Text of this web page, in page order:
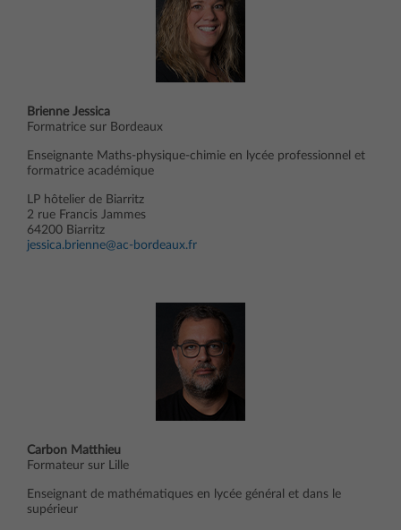
Brienne Jessica
Formatrice sur Bordeaux
Enseignante Maths-physique-chimie en lycée professionnel et
formatrice académique
LP hôtelier de Biarritz
2 rue Francis Jammes
64200 Biarritz
jessica.brienne@ac-bordeaux.fr
Carbon Matthieu
Formateur sur Lille
Enseignant de mathématiques en lycée général et dans le
supérieur